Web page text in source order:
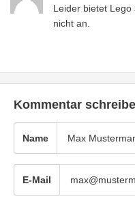
Leider bietet Lego
nicht an.
Kommentar
Name
E-Mail